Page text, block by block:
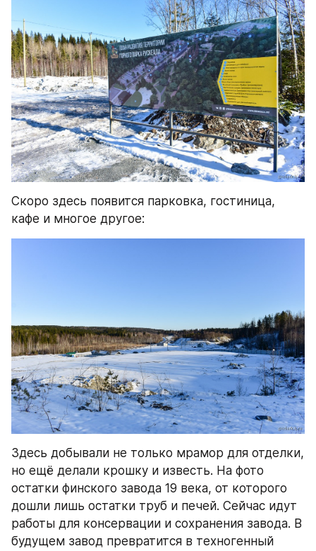
Скоро здесь появится парковка, гостиница,
кафе и многое другое:
Здесь добывали не только мрамор для отделки,
но ещё делали крошку и известь. На фото
остатки финского завода 19 века, от которого
дошли лишь остатки труб и печей. Сейчас идут
работы для консервации и сохранения завода. В
будущем завод превратится в техногенный